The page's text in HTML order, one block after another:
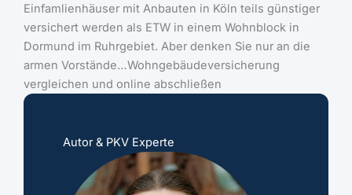
Einfamlienhäuser mit Anbauten in Köln teils günstiger
versichert werden als ETW in einem Wohnblock in
Dormund im Ruhrgebiet. Aber denken Sie nur an die
armen Vorstände…Wohngebäudeversicherung
vergleichen und online abschließen
Autor & PKV Experte